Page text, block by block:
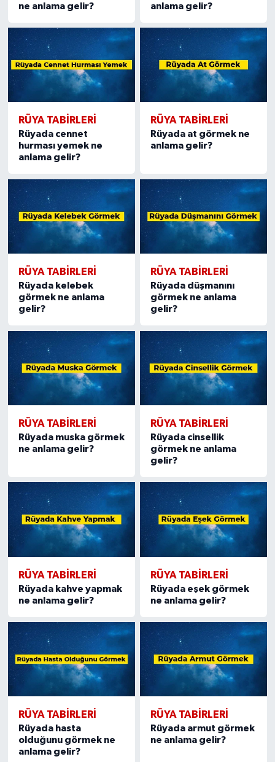
ne anlama gelir?
anlama gelir?
RÜYA TABIRLERI
Rüyada cennet
hurması yemek ne
anlama gelir?
RÜYA TABIRLERI
Rüyada at görmek ne
anlama gelir?
RÜYA TABIRLERI
Rüyada kelebek
görmek ne anlama
gelir?
RÜYA TABIRLERI
Rüyada düşmanını
görmek ne anlama
gelir?
RÜYA TABIRLERI
Rüyada muska görmek
ne anlama gelir?
RÜYA TABIRLERI
Rüyada cinsellik
görmek ne anlama
gelir?
RÜYA TABIRLERI
Rüyada kahve yapmak
ne anlama gelir?
RÜYA TABIRLERI
Rüyada eşek görmek
ne anlama gelir?
RÜYA TABIRLERI
Rüyada hasta
olduğunu görmek ne
anlama gelir?
RÜYA TABIRLERI
Rüyada armut görmek
ne anlama gelir?
Yaşam
Yemek Tarifleri